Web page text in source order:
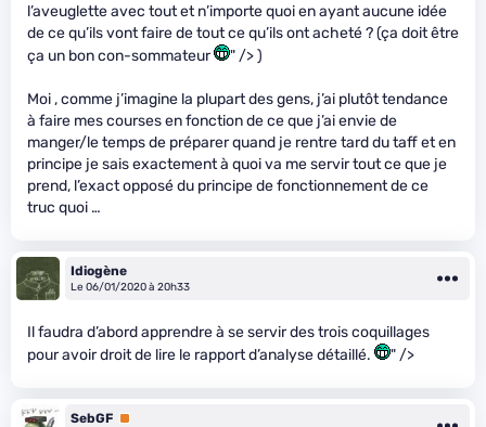
l’aveuglette avec tout et n’importe quoi en ayant aucune idée
de ce qu’ils vont faire de tout ce qu’ils ont acheté ? (ça doit être
ça un bon con-sommateur
" /> )
Moi , comme j’imagine la plupart des gens, j’ai plutôt tendance
à faire mes courses en fonction de ce que j’ai envie de
manger/le temps de préparer quand je rentre tard du taff et en
principe je sais exactement à quoi va me servir tout ce que je
prend, l’exact opposé du principe de fonctionnement de ce
truc quoi …
Idiogène
Le 06/01/2020 à 20h33
Il faudra d’abord apprendre à se servir des trois coquillages
pour avoir droit de lire le rapport d’analyse détaillé.
" />
SebGF Premium